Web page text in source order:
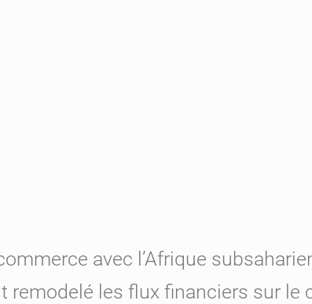
avec l’Afrique
les flux financiers sur le